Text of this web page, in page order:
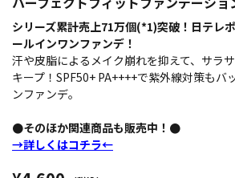
シリーズ累計売上71万個(*1)突破！日テレ
ールインワンファンデ！
汗や皮脂によるメイク崩れを抑えて、サラ
キープ！SPF50+ PA++++で紫外線対策もバ
ンファンデ。
●そのほか関連商品も販売中！●
→詳しくはコチラ←